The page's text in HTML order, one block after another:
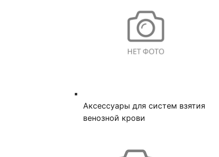
Аксессуары для систем взятия
венозной крови